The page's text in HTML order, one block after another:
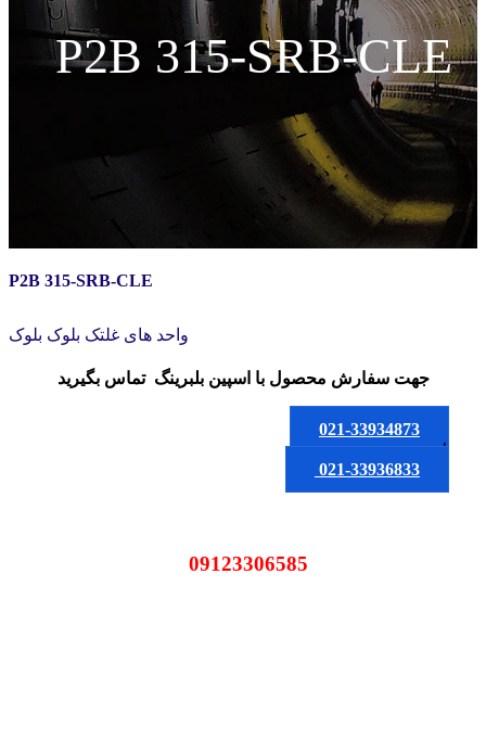
P2B 315-SRB-CLE
P2B 315-SRB-CLE
واحد های غلتک بلوک بلوک
جهت سفارش محصولبا اسپین بلبرینگ تماس بگیرید
021-33934873
یا
021-33936833